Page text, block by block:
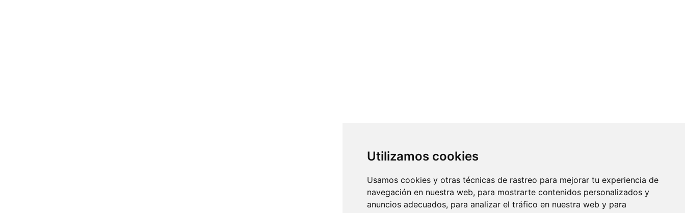
Utilizamos cookies
Usamos cookies y otras técnicas de rastreo para mejorar tu experiencia de
navegación en nuestra web, para mostrarte contenidos personalizados y
anuncios adecuados, para analizar el tráfico en nuestra web y para